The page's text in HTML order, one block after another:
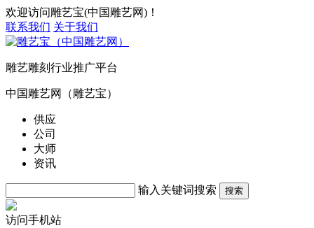
欢迎访问雕艺宝(中国雕艺网)！
联系我们 关于我们
雕艺雕刻行业推广平台
中国雕艺网（雕艺宝）
供应
公司
大师
资讯
输入关键词搜索 搜索
访问手机站